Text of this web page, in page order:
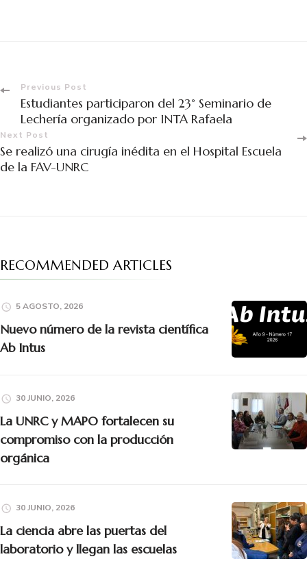
Previous Post
Estudiantes participaron del 23° Seminario de
Lechería organizado por INTA Rafaela
Next Post
Se realizó una cirugía inédita en el Hospital Escuela
de la FAV-UNRC
RECOMMENDED ARTICLES
5 AGOSTO, 2026
Nuevo número de la revista científica
Ab Intus
30 JUNIO, 2026
La UNRC y MAPO fortalecen su
compromiso con la producción
orgánica
30 JUNIO, 2026
La ciencia abre las puertas del
laboratorio y llegan las escuelas